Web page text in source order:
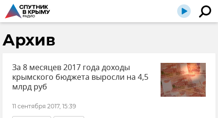
Архив
За 8 месяцев 2017 года доходы
крымского бюджета выросли на 4,5
млрд руб
11 сентября 2017, 15:39